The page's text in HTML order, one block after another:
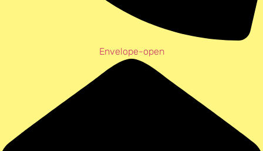
Envelope-open